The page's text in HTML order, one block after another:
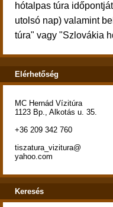
hótalpas túra
utolsó nap) valamint
túra" vagy "Szlovákia
Elérhetőség
MC Hernád Vízitúra
1123 Bp., Alkotás u. 35.
+36 209 342 760
tiszatura_vizitura@
yahoo.com
Keresés